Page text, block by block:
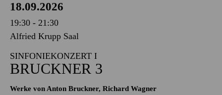
18.09.2026
19:30 - 21:30
Alfried Krupp Saal
SINFONIEKONZERT I
BRUCKNER 3
Werke von Anton Bruckner, Richard Wagner